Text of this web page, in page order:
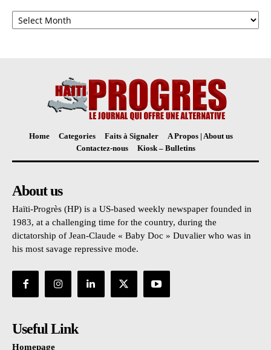
Archives
Home Categories Faits à Signaler
A Propos | About us
Contactez-nous
Kiosk – Bulletins
About us
Haïti-Progrès (HP) is a US-based weekly newspaper founded in
1983, at a challenging time for the country, during the
dictatorship of Jean-Claude « Baby Doc » Duvalier who was in
his most savage repressive mode.
Useful Link
Homepage